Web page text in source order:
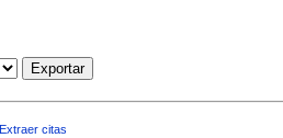
Exportar
Extraer citas